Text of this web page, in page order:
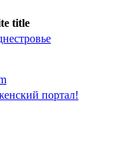
title
портал!